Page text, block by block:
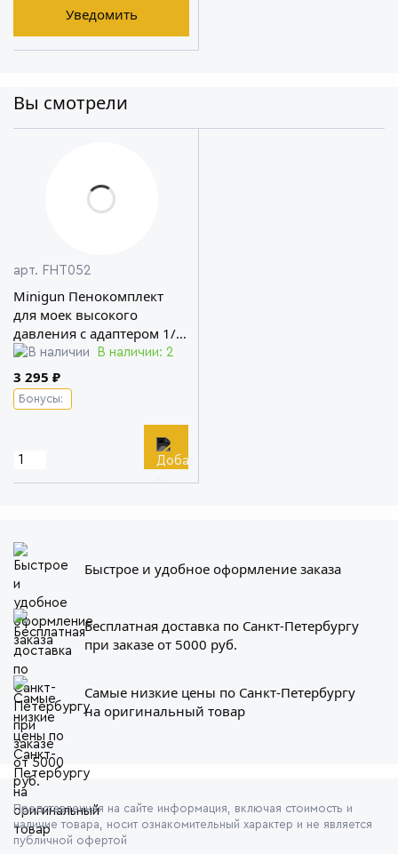
Уведомить
Вы смотрели
арт. FHT052
Minigun Пенокомплект
для моек высокого
давления c адаптером 1/4
Foam Heroes
В наличии: 2
3 295 ₽
Бонусы:
Быстрое и удобное оформление заказа
Бесплатная доставка по Санкт-Петербургу
при заказе от 5000 руб.
Самые низкие цены по Санкт-Петербургу
на оригинальный товар
Представленная на сайте информация, включая стоимость и
наличие товара, носит ознакомительный характер и не является
публичной офертой